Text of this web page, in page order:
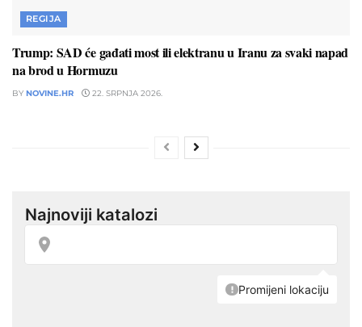
REGIJA
Trump: SAD će gađati most ili elektranu u Iranu za svaki napad
na brod u Hormuzu
BY NOVINE.HR 22. SRPNJA 2026.